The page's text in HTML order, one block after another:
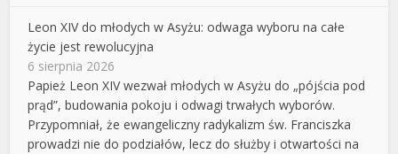
Leon XIV do młodych w Asyżu: odwaga wyboru na całe
życie jest rewolucyjna
6 sierpnia 2026
Papież Leon XIV wezwał młodych w Asyżu do „pójścia pod
prąd”, budowania pokoju i odwagi trwałych wyborów.
Przypomniał, że ewangeliczny radykalizm św. Franciszka
prowadzi nie do podziałów, lecz do służby i otwartości na